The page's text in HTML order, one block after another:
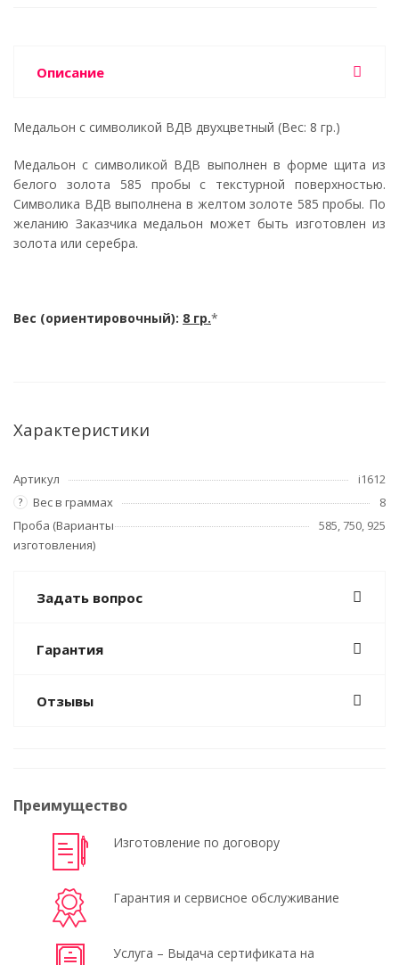
Описание
Медальон с символикой ВДВ двухцветный (Вес: 8 гр.)
Медальон с символикой ВДВ выполнен в форме щита из
белого золота 585 пробы с текстурной поверхностью.
Символика ВДВ выполнена в желтом золоте 585 пробы. По
желанию Заказчика медальон может быть изготовлен из
золота или серебра.
Вес (ориентировочный): 8 гр.*
Характеристики
Артикул i1612
? Вес в граммах
8
Проба (Варианты
изготовления)
585, 750, 925
Задать вопрос
Гарантия
Отзывы
Преимущество
Изготовление по договору
Гарантия и сервисное обслуживание
Услуга – Выдача сертификата на